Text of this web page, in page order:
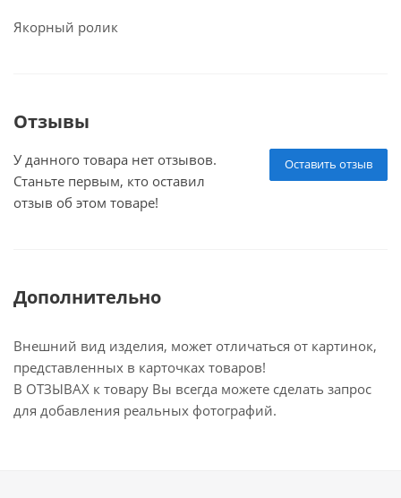
Якорный ролик
Отзывы
Оставить отзыв
У данного товара нет отзывов.
Станьте первым, кто оставил
отзыв об этом товаре!
Дополнительно
Внешний вид изделия, может отличаться от картинок,
представленных в карточках товаров!
В ОТЗЫВАХ к товару Вы всегда можете сделать запрос
для добавления реальных фотографий.